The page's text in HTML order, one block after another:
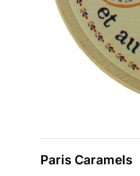
Paris Caramels